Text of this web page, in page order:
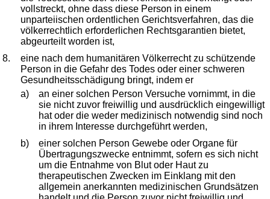
vollstreckt, ohne dass diese Person in einem
unparteiischen ordentlichen Gerichtsverfahren, das die
völkerrechtlich erforderlichen Rechtsgarantien bietet,
abgeurteilt worden ist,
8.
eine nach dem humanitären Völkerrecht zu schützende
Person in die Gefahr des Todes oder einer schweren
Gesundheitsschädigung bringt, indem er
a)
an einer solchen Person Versuche vornimmt, in die
sie nicht zuvor freiwillig und ausdrücklich eingewilligt
hat oder die weder medizinisch notwendig sind noch
in ihrem Interesse durchgeführt werden,
b)
einer solchen Person Gewebe oder Organe für
Übertragungszwecke entnimmt, sofern es sich nicht
um die Entnahme von Blut oder Haut zu
therapeutischen Zwecken im Einklang mit den
allgemein anerkannten medizinischen Grundsätzen